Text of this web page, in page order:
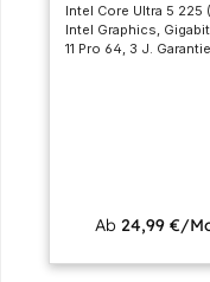
Intel Core Ultra 5 225
Intel Graphics,
11 Pro 64, 3 J. Garantie
Ab24,99 €/